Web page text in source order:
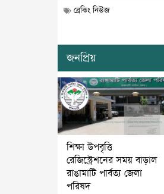
ব্রেকিং নিউজ
জনপ্রিয়
শিক্ষা উপবৃত্তি
রেজিস্ট্রেশনের সময় বাড়াল
রাঙামাটি পার্বত্য জেলা
পরিষদ